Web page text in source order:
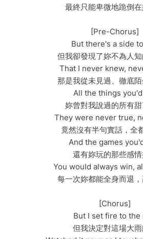
最終只能卑微地跪倒
[Pre-Chorus]
But there's a side
但我卻發現了妳不為人
That I never knew,
那是我從未見過、徹底
All the things
妳曾對我說過的所有
They were never true,
竟然沒有半句實話，全
And the games
還有妳玩的那些感
You would always win,
每一次妳都能全身而退
[Chorus]
But I set fire to the
但我決定對這場大雨